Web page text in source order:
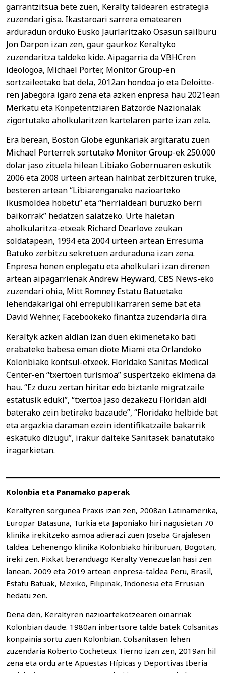
garrantzitsua bete zuen, Keralty taldearen estrategia
zuzendari gisa. Ikastaroari sarrera ematearen
arduradun orduko Eusko Jaurlaritzako Osasun sailburu
Jon Darpon izan zen, gaur gaurkoz Keraltyko
zuzendaritza taldeko kide. Aipagarria da VBHCren
ideologoa, Michael Porter, Monitor Group-en
sortzaileetako bat dela, 2012an hondoa jo eta Deloitte-
ren jabegora igaro zena eta azken enpresa hau 2021ean
Merkatu eta Konpetentziaren Batzorde Nazionalak
zigortutako aholkularitzen kartelaren parte izan zela.
Era berean, Boston Globe egunkariak argitaratu zuen
Michael Porterrek sortutako Monitor Group-ek 250.000
dolar jaso zituela hilean Libiako Gobernuaren eskutik
2006 eta 2008 urteen artean hainbat zerbitzuren truke,
besteren artean “Libiarenganako nazioarteko
ikusmoldea hobetu” eta “herrialdeari buruzko berri
baikorrak” hedatzen saiatzeko. Urte haietan
aholkularitza-etxeak Richard Dearlove zeukan
soldatapean, 1994 eta 2004 urteen artean Erresuma
Batuko zerbitzu sekretuen arduraduna izan zena.
Enpresa honen enplegatu eta aholkulari izan direnen
artean aipagarrienak Andrew Heyward, CBS News-eko
zuzendari ohia, Mitt Romney Estatu Batuetako
lehendakarigai ohi errepublikarraren seme bat eta
David Wehner, Facebookeko finantza zuzendaria dira.
Keraltyk azken aldian izan duen ekimenetako bati
erabateko babesa eman diote Miami eta Orlandoko
Kolonbiako kontsul-etxeek. Floridako Sanitas Medical
Center-en “txertoen turismoa” suspertzeko ekimena da
hau. “Ez duzu zertan hiritar edo biztanle migratzaile
estatusik eduki”, “txertoa jaso dezakezu Floridan aldi
baterako zein betirako bazaude”, “Floridako helbide bat
eta argazkia daraman ezein identifikatzaile bakarrik
eskatuko dizugu”, irakur daiteke Sanitasek banatutako
iragarkietan.
Kolonbia eta Panamako paperak
Keraltyren sorgunea Praxis izan zen, 2008an Latinamerika,
Europar Batasuna, Turkia eta Japoniako hiri nagusietan 70
klinika irekitzeko asmoa adierazi zuen Joseba Grajalesen
taldea. Lehenengo klinika Kolonbiako hiriburuan, Bogotan,
ireki zen. Pixkat beranduago Keralty Venezuelan hasi zen
lanean. 2009 eta 2019 artean enpresa-taldea Peru, Brasil,
Estatu Batuak, Mexiko, Filipinak, Indonesia eta Errusian
hedatu zen.
Dena den, Keraltyren nazioartekotzearen oinarriak
Kolonbian daude. 1980an inbertsore talde batek Colsanitas
konpainia sortu zuen Kolonbian. Colsanitasen lehen
zuzendaria Roberto Cocheteux Tierno izan zen, 2019an hil
zena eta ordu arte Apuestas Hípicas y Deportivas Iberia